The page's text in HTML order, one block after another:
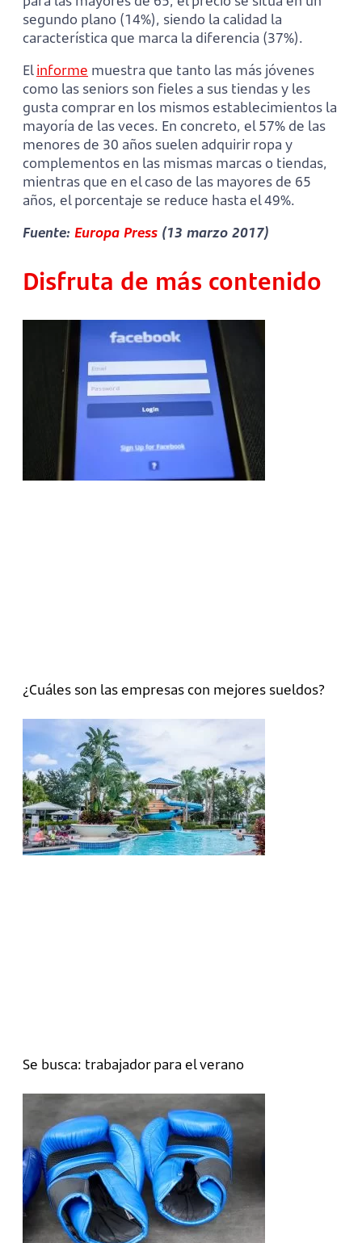
segundo plano (14%), siendo la calidad la
característica que marca la diferencia (37%).
Elinforme muestra que tanto las más jóvenes
como las seniors son fieles a sus tiendas y les
gusta comprar en los mismos establecimientos la
mayoría de las veces. En concreto, el 57% de las
menores de 30 años suelen adquirir ropa y
complementos en las mismas marcas o tiendas,
mientras que en el caso de las mayores de 65
años, el porcentaje se reduce hasta el 49%.
Fuente: Europa Press (13 marzo 2017)
Disfruta de más contenido
¿Cuáles son las empresas con mejores sueldos?
Se busca: trabajador para el verano